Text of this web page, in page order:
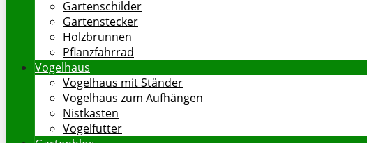
Gartenschilder
Gartenstecker
Holzbrunnen
Pflanzfahrrad
Vogelhaus
Vogelhaus mit Ständer
Vogelhaus zum Aufhängen
Nistkasten
Vogelfutter